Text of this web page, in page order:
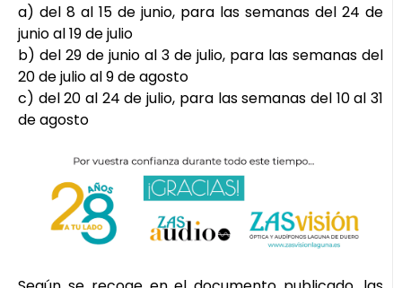
a) del 8 al 15 de junio, para las semanas del 24 de
junio al 19 de julio
b) del 29 de junio al 3 de julio, para las semanas del
20 de julio al 9 de agosto
c) del 20 al 24 de julio, para las semanas del 10 al 31
de agosto